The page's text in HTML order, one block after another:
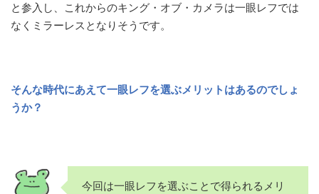
と参入し、これからのキング・オブ・カメラは一眼レフでは
なくミラーレスとなりそうです。
そんな時代にあえて一眼レフを選ぶメリットはあるのでしょ
うか？
今回は一眼レフを選ぶことで得られるメリ